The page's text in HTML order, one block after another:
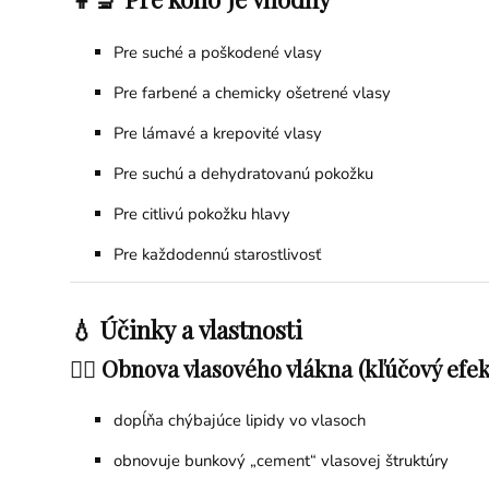
Pre suché a poškodené vlasy
Pre farbené a chemicky ošetrené vlasy
Pre lámavé a krepovité vlasy
Pre suchú a dehydratovanú pokožku
Pre citlivú pokožku hlavy
Pre každodennú starostlivosť
💧 Účinky a vlastnosti
💇‍♀️ Obnova vlasového vlákna (kľúčový
dopĺňa chýbajúce lipidy vo vlasoch
obnovuje bunkový „cement“ vlasovej štruktúry